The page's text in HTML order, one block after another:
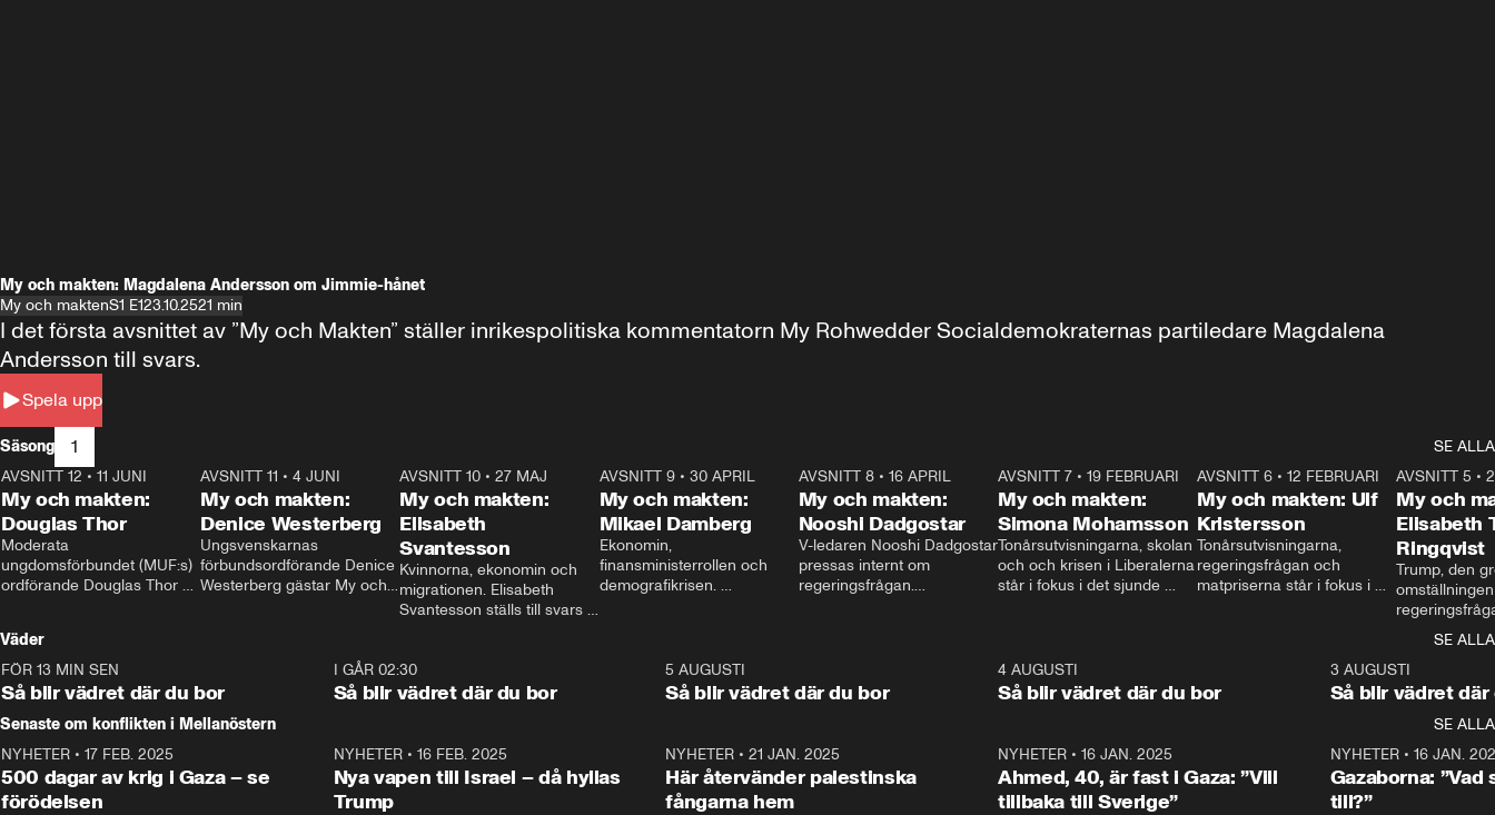
My och makten: Magdalena Andersson om Jimmie-hånet
My och maktenS1 E123.10.2521 min
Spela upp
I det första avsnittet av ”My och Makten” ställer inrikespolitiska kommentatorn My Rohwedder Socialdemokraternas partiledare Magdalena
Andersson till svars.
Säsong 1
SE ALLA
26:27
AVSNITT 12 • 11 JUNI
My och makten:
Douglas Thor
Moderata
ungdomsförbundet (MUF:s)
ordförande Douglas Thor
tonårsutvisningarna och hur
Moderaterna ska locka
väljare till valet i höst.
23:40
AVSNITT 11 •4 JUNI
My och makten:
Denice Westerberg
Ungsvenskarnas
förbundsordförande Denice
Westerberg gästar My och
AVSNITT 10 •27 MAJ
My och makten:
Elisabeth
Svantesson
Kvinnorna, ekonomin och
migrationen. Elisabeth
Svantesson ställs till svars
AVSNITT 9• 30 APRIL
My och makten:
Mikael Damberg
Ekonomin,
finansministerrollen och
demografikrisen.
och Makten.
AVSNITT 8• 16 APRIL
My och makten:
Nooshi Dadgostar
V-ledaren Nooshi Dadgostar
pressas internt om
regeringsfrågan.
– Vi ställer upp i val. Ska vi
vara med så sitter vi förstås
24:30
AVSNITT 7• 19 FEBRUARI
My och makten:
Simona Mohamsson
Tonårsutvisningarna, skolan
och och krisen i Liberalerna
står i fokus i det sjunde
kommentator My
Rohwedder ställer
utbildnings- och
Mohamsson till svars.
27:30
AVSNITT 6 •12 FEBRUARI
My och makten: Ulf
Kristersson
Tonårsutvisningarna,
regeringsfrågan och
matpriserna står i fokus i
Rohwedder ställer
statsminister Ulf Kristersson
AVSNITT 5 •
My och
Elisabeth
Ringqvist
Trump, den
centrum i
avsnittet av
Makten”. Se
Aftonbladets
Rohwedder
Thand Ring
Väder
SE ALLA
FÖR 13 MIN SEN
Så blir vädret där du bor
1:06
I GÅR 02:30
Så blir vädret där du bor
5 AUGUSTI
Så blir vädret där du bor
4 AUGUSTI
Så blir vädret där du bor
3 AUGUSTI
Så blir vädret där
Senaste om konflikten i Mellanöstern
SE ALLA
NYHETER • 17 FEB. 2025
500 dagar av krig i Gaza – se
förödelsen
NYHETER• 16 FEB. 2025
Nya vapen till Israel – då hyllas
Trump
NYHETER •21 JAN. 2025
Här återvänder palestinska
fångarna hem
NYHETER• 16 JAN. 2025
Ahmed, 40, är fast i Gaza: ”Vill
tillbaka till Sverige”
NYHETER• 16 JAN.
Gazaborna:
till?”